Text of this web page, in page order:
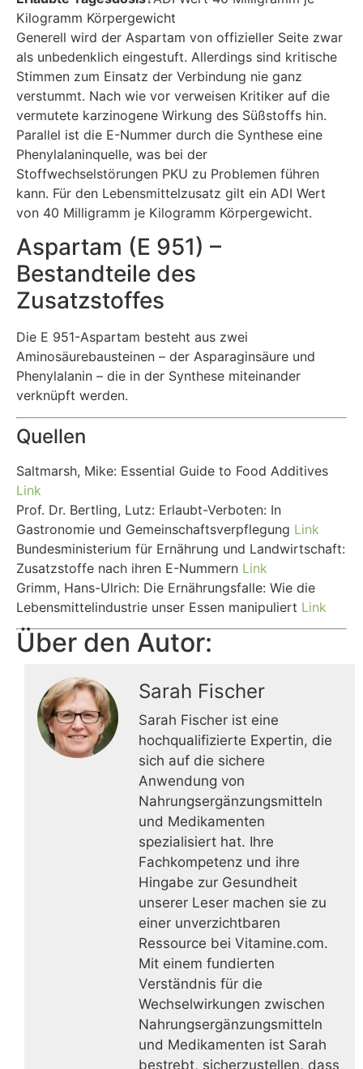
Kilogramm Körpergewicht
Generell wird der Aspartam von offizieller Seite zwar
als unbedenklich eingestuft. Allerdings sind kritische
Stimmen zum Einsatz der Verbindung nie ganz
verstummt. Nach wie vor verweisen Kritiker auf die
vermutete karzinogene Wirkung des Süßstoffs hin.
Parallel ist die E-Nummer durch die Synthese eine
Phenylalaninquelle, was bei der
Stoffwechselstörungen PKU zu Problemen führen
kann. Für den Lebensmittelzusatz gilt ein ADI Wert
von 40 Milligramm je Kilogramm Körpergewicht.
Aspartam (E 951) –
Bestandteile des
Zusatzstoffes
Die E 951-Aspartam besteht aus zwei
Aminosäurebausteinen – der Asparaginsäure und
Phenylalanin – die in der Synthese miteinander
verknüpft werden.
Quellen
Saltmarsh, Mike: Essential Guide to Food Additives
Link
Prof. Dr. Bertling, Lutz: Erlaubt-Verboten: In
Gastronomie und Gemeinschaftsverpflegung Link
Bundesministerium für Ernährung und Landwirtschaft:
Zusatzstoffe nach ihren E-Nummern Link
Grimm, Hans-Ulrich: Die Ernährungsfalle: Wie die
Lebensmittelindustrie unser Essen manipuliert Link
Über den Autor:
Sarah Fischer
Sarah Fischer ist eine
hochqualifizierte Expertin, die
sich auf die sichere
Anwendung von
Nahrungsergänzungsmitteln
und Medikamenten
spezialisiert hat. Ihre
Fachkompetenz und ihre
Hingabe zur Gesundheit
unserer Leser machen sie zu
einer unverzichtbaren
Ressource bei Vitamine.com.
Mit einem fundierten
Verständnis für die
Wechselwirkungen zwischen
Nahrungsergänzungsmitteln
und Medikamenten ist Sarah
bestrebt, sicherzustellen, dass